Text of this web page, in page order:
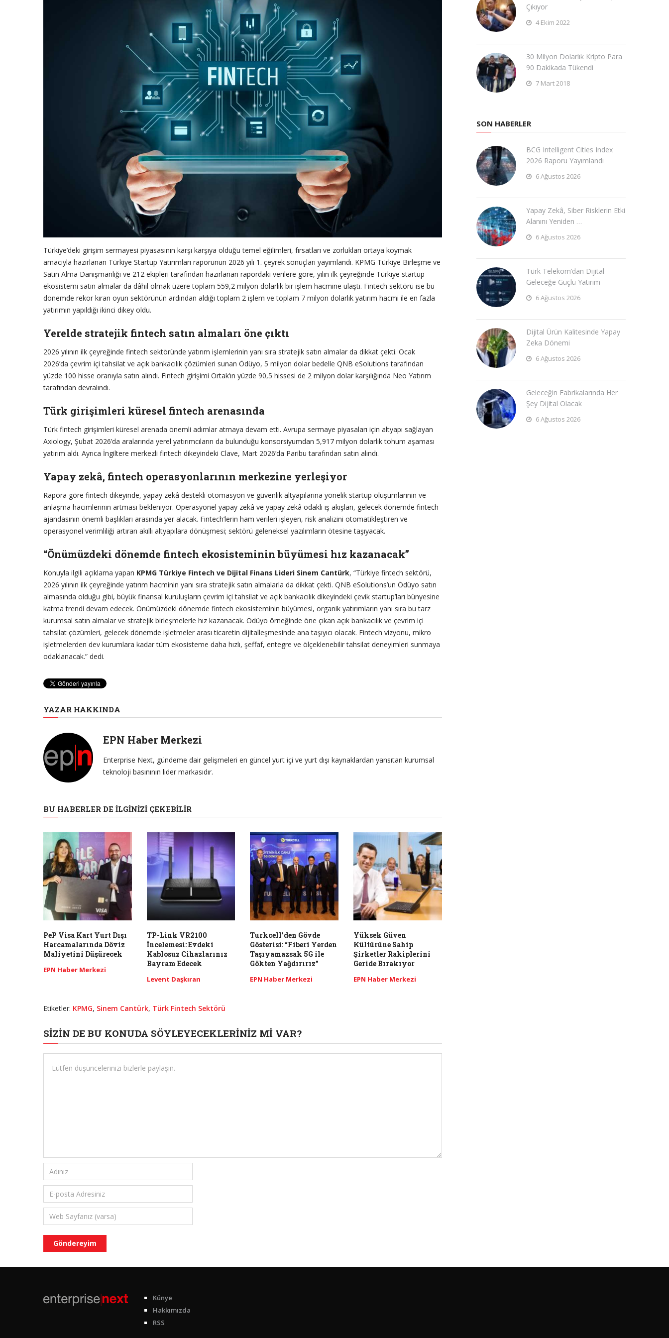
Türkiye’deki girişim sermayesi piyasasının karşı karşıya olduğu temel eğilimleri, fırsatları ve zorlukları ortaya koymak
amacıyla hazırlanan Türkiye Startup Yatırımları raporunun 2026 yılı 1. çeyrek sonuçları yayımlandı. KPMG Türkiye Birleşme ve
Satın Alma Danışmanlığı ve 212 ekipleri tarafından hazırlanan rapordaki verilere göre, yılın ilk çeyreğinde Türkiye startup
ekosistemi satın almalar da dâhil olmak üzere toplam 559,2 milyon dolarlık bir işlem hacmine ulaştı. Fintech sektörü ise bu
dönemde rekor kıran oyun sektörünün ardından aldığı toplam 2 işlem ve toplam 7 milyon dolarlık yatırım hacmi ile en fazla
yatırımın yapıldığı ikinci dikey oldu.
Yerelde stratejik fintech satın almaları öne çıktı
2026 yılının ilk çeyreğinde fintech sektöründe yatırım işlemlerinin yanı sıra stratejik satın almalar da dikkat çekti. Ocak
2026’da çevrim içi tahsilat ve açık bankacılık çözümleri sunan Ödüyo, 5 milyon dolar bedelle QNB eSolutions tarafından
yüzde 100 hisse oranıyla satın alındı. Fintech girişimi Ortak’ın yüzde 90,5 hissesi de 2 milyon dolar karşılığında Neo Yatırım
tarafından devralındı.
Türk girişimleri küresel fintech arenasında
Türk fintech girişimleri küresel arenada önemli adımlar atmaya devam etti. Avrupa sermaye piyasaları için altyapı sağlayan
Axiology, Şubat 2026’da aralarında yerel yatırımcıların da bulunduğu konsorsiyumdan 5,917 milyon dolarlık tohum aşaması
yatırım aldı. Ayrıca İngiltere merkezli fintech dikeyindeki Clave, Mart 2026’da Paribu tarafından satın alındı.
Yapay zekâ, fintech operasyonlarının merkezine yerleşiyor
Rapora göre fintech dikeyinde, yapay zekâ destekli otomasyon ve güvenlik altyapılarına yönelik startup oluşumlarının ve
anlaşma hacimlerinin artması bekleniyor. Operasyonel yapay zekâ ve yapay zekâ odaklı iş akışları, gelecek dönemde fintech
ajandasının önemli başlıkları arasında yer alacak. Fintech’lerin ham verileri işleyen, risk analizini otomatikleştiren ve
operasyonel verimliliği artıran akıllı altyapılara dönüşmesi; sektörü geleneksel yazılımların ötesine taşıyacak.
“Önümüzdeki dönemde fintech ekosisteminin büyümesi hız kazanacak”
Konuyla ilgili açıklama yapan KPMG Türkiye Fintech ve Dijital Finans Lideri Sinem Cantürk, “Türkiye fintech sektörü,
2026 yılının ilk çeyreğinde yatırım hacminin yanı sıra stratejik satın almalarla da dikkat çekti. QNB eSolutions’un Ödüyo satın
almasında olduğu gibi, büyük finansal kuruluşların çevrim içi tahsilat ve açık bankacılık dikeyindeki çevik startup’ları bünyesine
katma trendi devam edecek. Önümüzdeki dönemde fintech ekosisteminin büyümesi, organik yatırımların yanı sıra bu tarz
kurumsal satın almalar ve stratejik birleşmelerle hız kazanacak. Ödüyo örneğinde öne çıkan açık bankacılık ve çevrim içi
tahsilat çözümleri, gelecek dönemde işletmeler arası ticaretin dijitalleşmesinde ana taşıyıcı olacak. Fintech vizyonu, mikro
işletmelerden dev kurumlara kadar tüm ekosisteme daha hızlı, şeffaf, entegre ve ölçeklenebilir tahsilat deneyimleri sunmaya
odaklanacak.” dedi.
YAZAR HAKKINDA
EPN Haber Merkezi
Enterprise Next, gündeme dair gelişmeleri en güncel yurt içi ve yurt dışı kaynaklardan yansıtan kurumsal
teknoloji basınının lider markasıdır.
BU HABERLER DE İLGINIZI ÇEKEBILIR
PeP Visa Kart Yurt Dışı
Harcamalarında Döviz
Maliyetini Düşürecek
EPN Haber Merkezi
TP-Link VR2100
İncelemesi: Evdeki
Kablosuz Cihazlarınız
Bayram Edecek
Levent Daşkıran
Turkcell’den Gövde
Gösterisi: “Fiberi Yerden
Taşıyamazsak 5G ile
Gökten Yağdırırız”
EPN Haber Merkezi
Yüksek Güven
Kültürüne Sahip
Şirketler Rakiplerini
Geride Bırakıyor
EPN Haber Merkezi
Etiketler: KPMG, Sinem Cantürk, Türk Fintech Sektörü
SIZIN DE BU KONUDA SÖYLEYECEKLERINIZ MI VAR?
Çıkıyor
4 Ekim 2022
30 Milyon Dolarlık Kripto Para
90 Dakikada Tükendi
7 Mart 2018
SON HABERLER
BCG Intelligent Cities Index
2026 Raporu Yayımlandı
6 Ağustos 2026
Yapay Zekâ, Siber Risklerin Etki
Alanını Yeniden …
6 Ağustos 2026
Türk Telekom’dan Dijital
Geleceğe Güçlü Yatırım
6 Ağustos 2026
Dijital Ürün Kalitesinde Yapay
Zeka Dönemi
6 Ağustos 2026
Geleceğin Fabrikalarında Her
Şey Dijital Olacak
6 Ağustos 2026
Künye
Hakkımızda
RSS